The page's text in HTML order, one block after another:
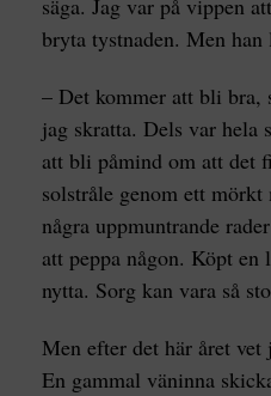
säga. Jag var på vippen
bryta tystnaden. Men
– Det kommer att bli bra,
jag skratta. Dels var hela
att bli påmind om att det
solstråle genom ett
några uppmuntrande
att peppa någon. Köpt
nytta. Sorg kan vara så
Men efter det här året vet
En gammal väninna